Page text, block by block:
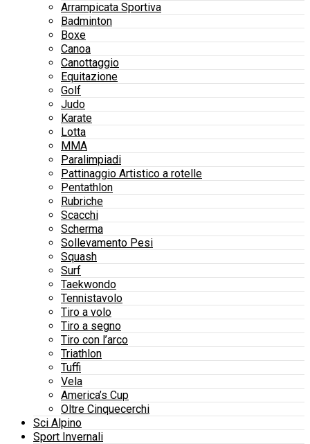
Arrampicata Sportiva
Badminton
Boxe
Canoa
Canottaggio
Equitazione
Golf
Judo
Karate
Lotta
MMA
Paralimpiadi
Pattinaggio Artistico a rotelle
Pentathlon
Rubriche
Scacchi
Scherma
Sollevamento Pesi
Squash
Surf
Taekwondo
Tennistavolo
Tiro a volo
Tiro a segno
Tiro con l’arco
Triathlon
Tuffi
Vela
America’s Cup
Oltre Cinquecerchi
Sci Alpino
Sport Invernali